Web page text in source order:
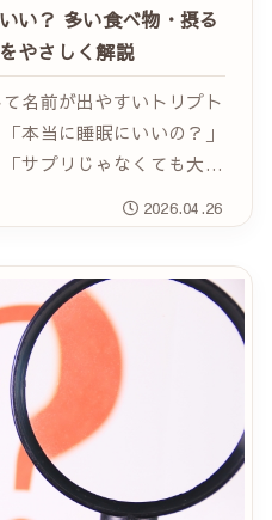
い？ 多い食べ物・摂る
やさしく解説
名前が出やすいトリプト
本当に睡眠にいいの？」
サプリじゃなくても大丈
と思います。 トリプトフ
やメラトニンを作る材
2026.04.26